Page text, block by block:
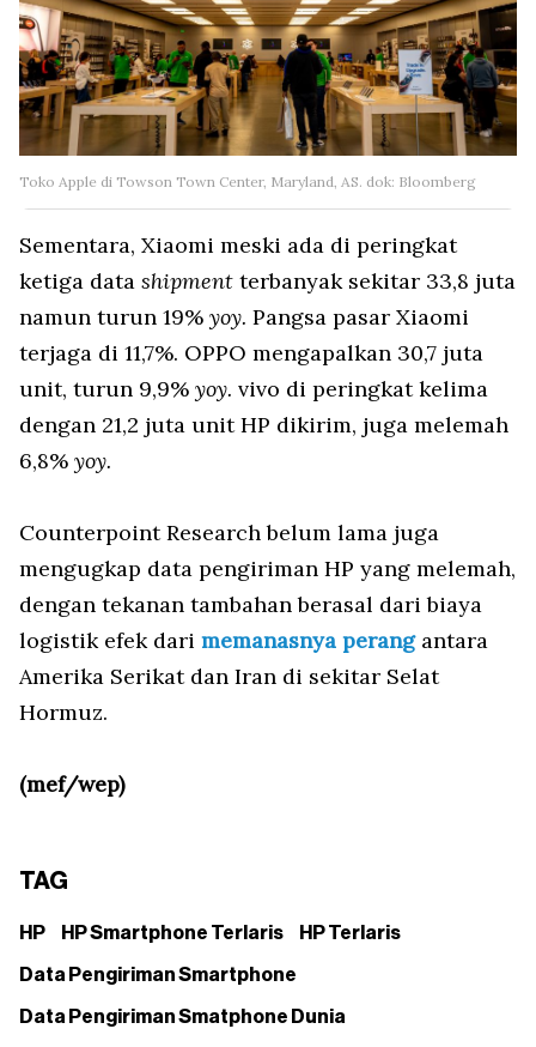
Toko Apple di Towson Town Center, Maryland, AS. dok: Bloomberg
Sementara, Xiaomi meski ada di peringkat
ketiga data shipment terbanyak sekitar 33,8 juta
namun turun 19% yoy. Pangsa pasar Xiaomi
terjaga di 11,7%. OPPO mengapalkan 30,7 juta
unit, turun 9,9% yoy. vivo di peringkat kelima
dengan 21,2 juta unit HP dikirim, juga melemah
6,8% yoy.
Counterpoint Research belum lama juga
mengugkap data pengiriman HP yang melemah,
dengan tekanan tambahan berasal dari biaya
logistik efek dari memanasnya perangantara
Amerika Serikat dan Iran di sekitar Selat
Hormuz.
(mef/wep)
TAG
HP HP Smartphone Terlaris HP Terlaris
Data Pengiriman Smartphone
Data Pengiriman Smatphone Dunia